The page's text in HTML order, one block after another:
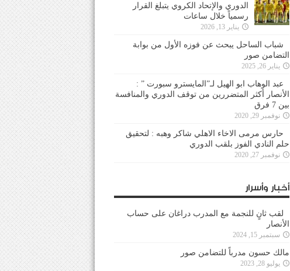
الدوري والإتحاد الكروي يتبلغ القرار
رسمياً خلال ساعات
يناير 13, 2026
شباب الساحل يبحث عن فوزه الأول من بوابة
التضامن صور
يناير 26, 2025
عبد الوهاب ابو الهيل لـ”المايسترو سبورت ” :
الأنصار أكثر المتضررين من توقف الدوري والمنافسة
بين 7 فرق
نوفمبر 29, 2020
حارس مرمى الاخاء الاهلي شاكر وهبه : لتحقيق
حلم النادي الفوز بلقب الدوري
نوفمبر 27, 2020
أخبار وأسرار
لقب ثانٍ للنجمة مع المدرب دراغان على حساب
الأنصار
سبتمبر 15, 2024
مالك حسون مدرباً للتضامن صور
يوليو 28, 2023